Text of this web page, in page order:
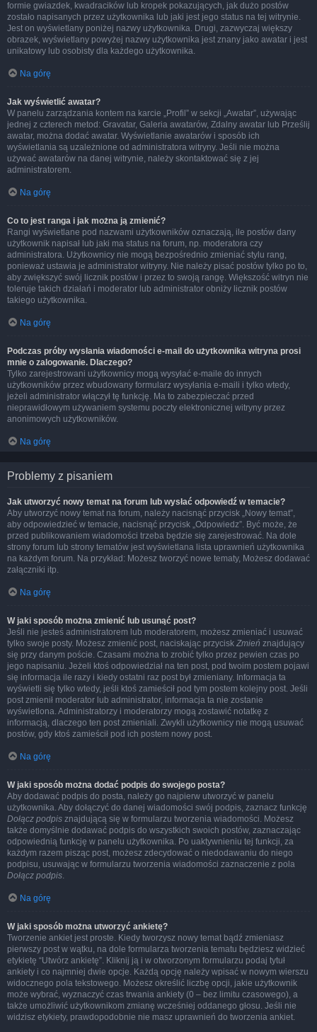
formie gwiazdek, kwadracików lub kropek pokazujących, jak dużo postów
zostało napisanych przez użytkownika lub jaki jest jego status na tej witrynie.
Jest on wyświetlany poniżej nazwy użytkownika. Drugi, zazwyczaj większy
obrazek, wyświetlany powyżej nazwy użytkownika jest znany jako awatar i jest
unikatowy lub osobisty dla każdego użytkownika.
Na górę
Jak wyświetlić awatar?
W panelu zarządzania kontem na karcie „Profil” w sekcji „Awatar”, używając
jednej z czterech metod: Gravatar, Galeria awatarów, Zdalny awatar lub Prześlij
awatar, można dodać awatar. Wyświetlanie awatarów i sposób ich
wyświetlania są uzależnione od administratora witryny. Jeśli nie można
używać awatarów na danej witrynie, należy skontaktować się z jej
administratorem.
Na górę
Co to jest ranga i jak można ją zmienić?
Rangi wyświetlane pod nazwami użytkowników oznaczają, ile postów dany
użytkownik napisał lub jaki ma status na forum, np. moderatora czy
administratora. Użytkownicy nie mogą bezpośrednio zmieniać stylu rang,
ponieważ ustawia je administrator witryny. Nie należy pisać postów tylko po to,
aby zwiększyć swój licznik postów i przez to swoją rangę. Większość witryn nie
toleruje takich działań i moderator lub administrator obniży licznik postów
takiego użytkownika.
Na górę
Podczas próby wysłania wiadomości e-mail do użytkownika witryna prosi
mnie o zalogowanie. Dlaczego?
Tylko zarejestrowani użytkownicy mogą wysyłać e-maile do innych
użytkowników przez wbudowany formularz wysyłania e-maili i tylko wtedy,
jeżeli administrator włączył tę funkcję. Ma to zabezpieczać przed
nieprawidłowym używaniem systemu poczty elektronicznej witryny przez
anonimowych użytkowników.
Na górę
Problemy z pisaniem
Jak utworzyć nowy temat na forum lub wysłać odpowiedź w temacie?
Aby utworzyć nowy temat na forum, należy nacisnąć przycisk „Nowy temat”,
aby odpowiedzieć w temacie, nacisnąć przycisk „Odpowiedz”. Być może, że
przed publikowaniem wiadomości trzeba będzie się zarejestrować. Na dole
strony forum lub strony tematów jest wyświetlana lista uprawnień użytkownika
na każdym forum. Na przykład: Możesz tworzyć nowe tematy, Możesz dodawać
załączniki itp.
Na górę
W jaki sposób można zmienić lub usunąć post?
Jeśli nie jesteś administratorem lub moderatorem, możesz zmieniać i usuwać
tylko swoje posty. Możesz zmienić post, naciskając przycisk Zmień znajdujący
się przy danym poście. Czasami można to zrobić tylko przez pewien czas po
jego napisaniu. Jeżeli ktoś odpowiedział na ten post, pod twoim postem pojawi
się informacja ile razy i kiedy ostatni raz post był zmieniany. Informacja ta
wyświetli się tylko wtedy, jeśli ktoś zamieścił pod tym postem kolejny post. Jeśli
post zmienił moderator lub administrator, informacja ta nie zostanie
wyświetlona. Administratorzy i moderatorzy mogą zostawić notatkę z
informacją, dlaczego ten post zmieniali. Zwykli użytkownicy nie mogą usuwać
postów, gdy ktoś zamieścił pod ich postem nowy post.
Na górę
W jaki sposób można dodać podpis do swojego posta?
Aby dodawać podpis do posta, należy go najpierw utworzyć w panelu
użytkownika. Aby dołączyć do danej wiadomości swój podpis, zaznacz funkcję
Dołącz podpis znajdującą się w formularzu tworzenia wiadomości. Możesz
także domyślnie dodawać podpis do wszystkich swoich postów, zaznaczając
odpowiednią funkcję w panelu użytkownika. Po uaktywnieniu tej funkcji, za
każdym razem pisząc post, możesz zdecydować o niedodawaniu do niego
podpisu, usuwając w formularzu tworzenia wiadomości zaznaczenie z pola
Dołącz podpis.
Na górę
W jaki sposób można utworzyć ankietę?
Tworzenie ankiet jest proste. Kiedy tworzysz nowy temat bądź zmieniasz
pierwszy post w wątku, na dole formularza tworzenia tematu będziesz widzieć
etykietę “Utwórz ankietę”. Kliknij ją i w otworzonym formularzu podaj tytuł
ankiety i co najmniej dwie opcje. Każdą opcję należy wpisać w nowym wierszu
widocznego pola tekstowego. Możesz określić liczbę opcji, jakie użytkownik
może wybrać, wyznaczyć czas trwania ankiety (0 – bez limitu czasowego), a
także umożliwić użytkownikom zmianę wcześniej oddanego głosu. Jeśli nie
widzisz etykiety, prawdopodobnie nie masz uprawnień do tworzenia ankiet.